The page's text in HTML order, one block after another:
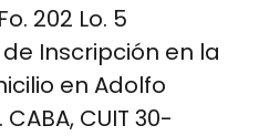
202 Lo. 5
de Inscripción en la
en Adolfo
CUIT 30-